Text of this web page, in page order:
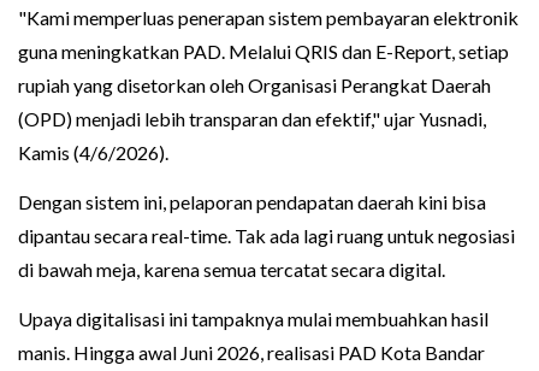
"Kami memperluas penerapan sistem pembayaran elektronik
guna meningkatkan PAD. Melalui QRIS dan E-Report, setiap
rupiah yang disetorkan oleh Organisasi Perangkat Daerah
(OPD) menjadi lebih transparan dan efektif," ujar Yusnadi,
Kamis (4/6/2026).
Dengan sistem ini, pelaporan pendapatan daerah kini bisa
dipantau secara real-time. Tak ada lagi ruang untuk negosiasi
di bawah meja, karena semua tercatat secara digital.
Upaya digitalisasi ini tampaknya mulai membuahkan hasil
manis. Hingga awal Juni 2026, realisasi PAD Kota Bandar